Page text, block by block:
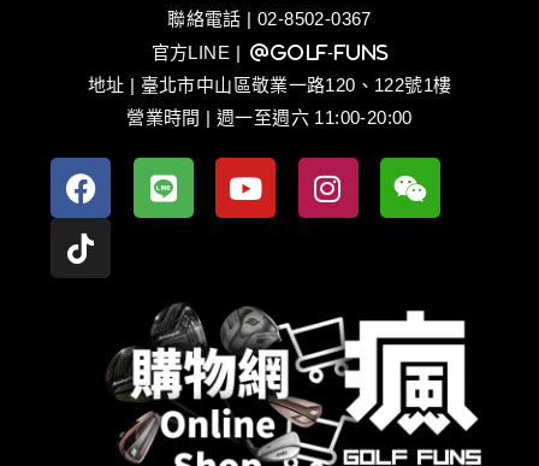
聯絡電話 | 02-8502-0367
官方LINE | @golf-funs
地址 | 臺北市中山區敬業一路120、122號1樓
營業時間 | 週一至週六 11:00-20:00